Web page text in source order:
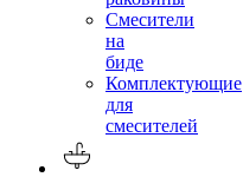
Смесители
на
биде
Комплектующие
для
смесителей